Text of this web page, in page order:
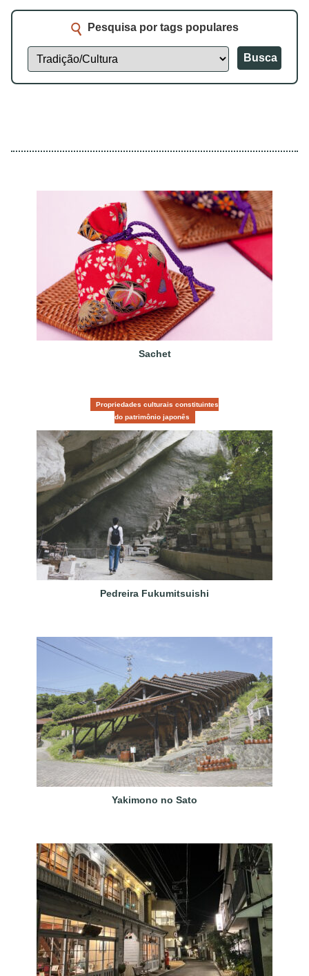
Pesquisa por tags populares
Busca
Sachet
Propriedades culturais constituintes
do patrimônio japonês
Pedreira Fukumitsuishi
Yakimono no Sato